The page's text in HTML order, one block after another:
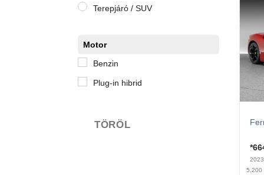
Terepjáró / SUV
Motor
Benzin
Plug-in hibrid
TÖRÖL